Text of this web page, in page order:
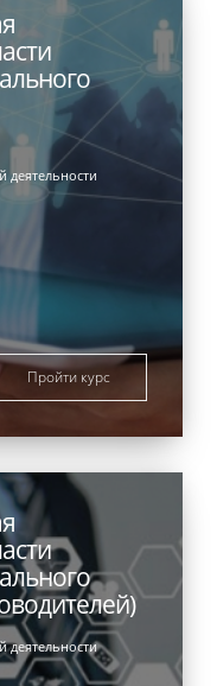
деятельности
Пройти курс
деятельности